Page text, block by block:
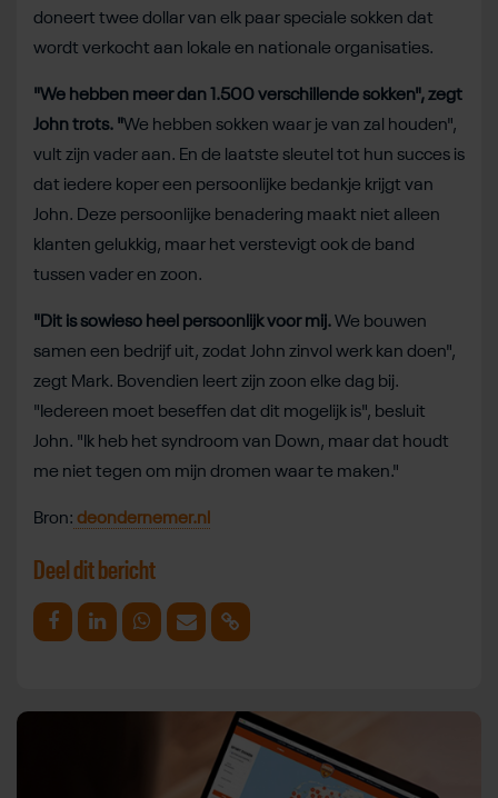
doneert twee dollar van elk paar speciale sokken dat
wordt verkocht aan lokale en nationale organisaties.
"We hebben meer dan 1.500 verschillende sokken", zegt
John trots. "We hebben sokken waar je van zal houden",
vult zijn vader aan. En de laatste sleutel tot hun succes is
dat iedere koper een persoonlijke bedankje krijgt van
John. Deze persoonlijke benadering maakt niet alleen
klanten gelukkig, maar het verstevigt ook de band
tussen vader en zoon.
"Dit is sowieso heel persoonlijk voor mij.We bouwen
samen een bedrijf uit, zodat John zinvol werk kan doen",
zegt Mark. Bovendien leert zijn zoon elke dag bij.
"Iedereen moet beseffen dat dit mogelijk is", besluit
John. "Ik heb het syndroom van Down, maar dat houdt
me niet tegen om mijn dromen waar te maken."
Bron: deondernemer.nl
Deel dit bericht
Deel op Facebook
Deel op LinkedinDeel op Whatsapp
Mail link Kopieer link